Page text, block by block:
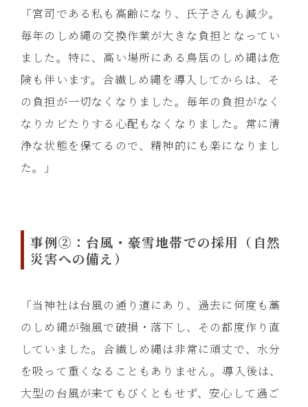
「宮司である私も高齢になり、氏子さんも減少。
毎年のしめ縄の交換作業が大きな負担となってい
ました。特に、高い場所にある鳥居のしめ縄は危
険も伴います。合繊しめ縄を導入してからは、そ
の負担が一切なくなりました。毎年の負担がなく
なりカビたりする心配もなくなりました。常に清
浄な状態を保てるので、精神的にも楽になりまし
た。」
事例②：台風・豪雪地帯での採用（自然
災害への備え）
「当神社は台風の通り道にあり、過去に何度も藁
のしめ縄が強風で破損・落下し、その都度作り直
していました。合繊しめ縄は非常に頑丈で、水分
を吸って重くなることもありません。導入後は、
大型の台風が来てもびくともせず、安心して過ご